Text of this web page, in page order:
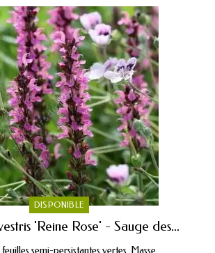
DISPONIBLE
'Reine Rose' - Sauge des...
semi-persistantes vertes. Masse...